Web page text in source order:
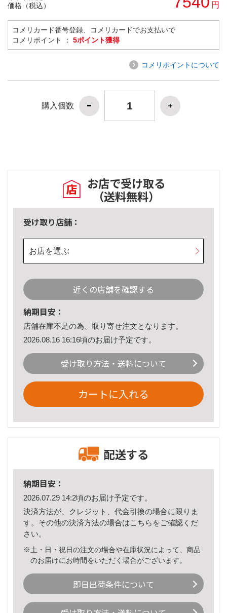
価格（税込）
円
コメリカード番号登録、コメリカードでお支払いで
コメリポイント ： 5ポイント獲得
コメリポイントについて
購入個数
お店で受け取る
（送料無料）
受け取り店舗：
お店を選ぶ
近くの店舗を確認する
納期目安：
店舗在庫不足の為、取り寄せ注文となります。
2026.08.16 16:16頃のお届け予定です。
受け取り方法・送料について
カートに入れる
配送する
納期目安：
2026.07.29 14:2頃のお届け予定です。
決済方法が、クレジット、代金引換の場合に限りま
す。その他の決済方法の場合はこちら をご確認くだ
さい。
※土・日・祝日の注文の場合や在庫状況によって、商品
のお届けにお時間をいただく場合がございます。
即日出荷条件について